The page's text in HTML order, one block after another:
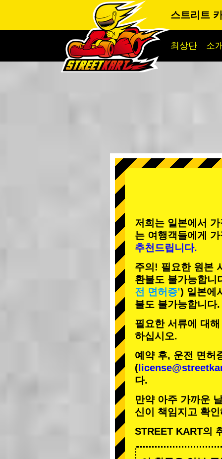
스트리트
최상단 소
저희는 일본에서
는 여행객들에게
추천드립니다.
주의! 필요한 원본
환불도 불가능합니
전 면허증’) 일본에
불도 불가능합니다.
필요한 서류에 대
하십시오.
예약 후, 운전 면허
(
다.
만약 아주 가까운
신이 책임지고 확
STREET KART의